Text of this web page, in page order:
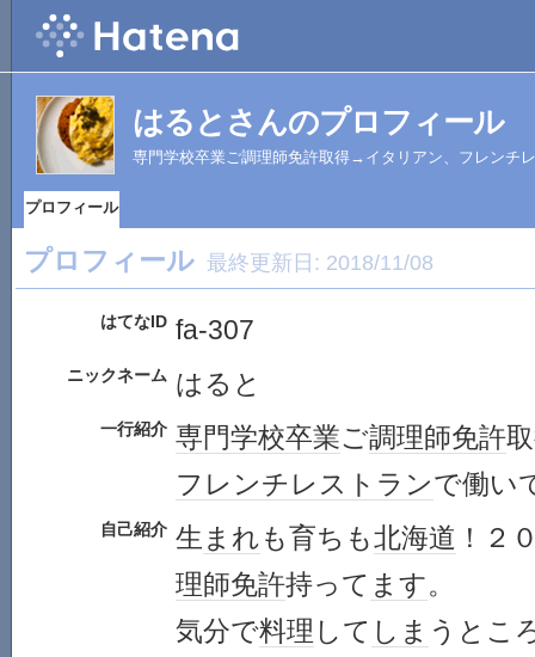
はるとさんのプロフィール
専門学校卒業ご調理師免許取得→イタリアン、フレンチ
プロフィール
プロフィール 最終更新日: 2018/11/08
はてなID fa-307
ニックネーム はると
一行紹介 専門学校卒業ご調理師免許
フレンチレストランで働い
自己紹介 生 まれも育ちも北海道 ！２
理師免許持って ます。
気分で料理 して しま うとこ